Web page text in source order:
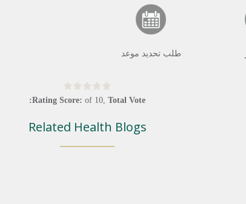
طلب تحديد موعد
Rating Score: of 10 Total Vote:
Related Health Blogs